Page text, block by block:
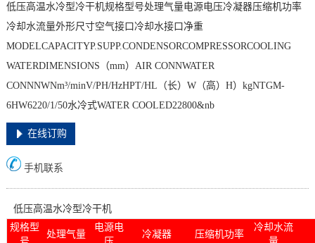
低压高温水冷型冷干机规格型号处理气量电源电压冷凝器压缩机功率
冷却水流量外形尺寸空气接口冷却水接口净重
MODELCAPACITYP.SUPP.CONDENSORCOMPRESSORCOOLING
WATERDIMENSIONS（mm）AIR CONNWATER
CONNNWNm³/minV/PH/HzHPT/HL（长）W（高）H）kgNTGM-
6HW6220/1/50水冷式WATER COOLED22800&nb
在线订购
手机联系
低压高温水冷型冷干机
规格型
处理气量
电源电
冷凝器 压缩机功率
冷却水流